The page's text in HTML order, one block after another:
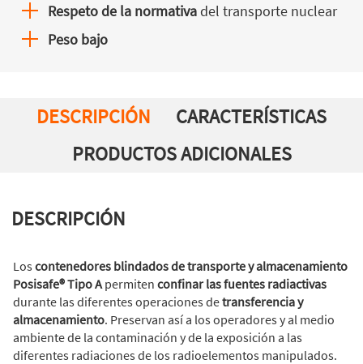
Respeto de la normativadel transporte nuclear
Peso bajo
DESCRIPCIÓN
CARACTERÍSTICAS
PRODUCTOS ADICIONALES
DESCRIPCIÓN
Loscontenedores blindados de transporte y almacenamiento
Posisafe® Tipo A permiten confinar las fuentes radiactivas
durante las diferentes operaciones detransferencia y
almacenamiento. Preservan así a los operadores y al medio
ambiente de la contaminación y de la exposición a las
diferentes radiaciones de los radioelementos manipulados.